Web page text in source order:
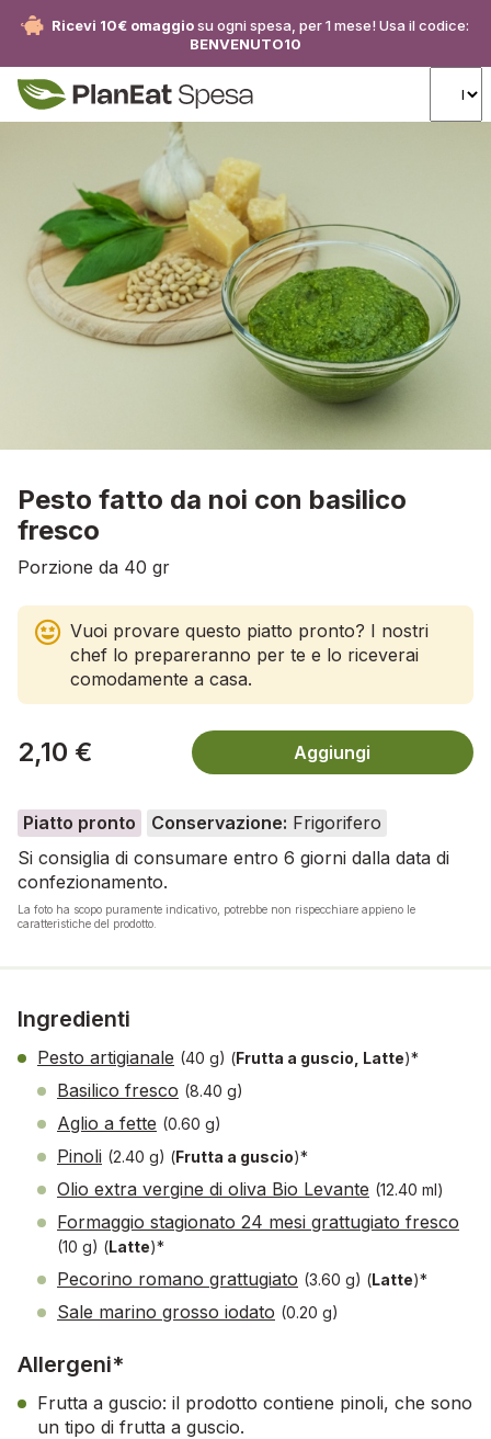
Ricevi 10€ omaggiosu ogni spesa, per 1 mese! Usa il codice:
BENVENUTO10
Pesto fatto da noi con basilico
fresco
Porzione da 40 gr
Vuoi provare questo piatto pronto? I nostri
chef lo prepareranno per te e lo riceverai
comodamente a casa.
2,10 € Aggiungi
Piatto pronto Conservazione: Frigorifero
Si consiglia di consumare entro 6 giorni dalla data di
confezionamento.
La foto ha scopo puramente indicativo, potrebbe non rispecchiare appieno le
caratteristiche del prodotto.
Ingredienti
Pesto artigianale (40 g) (Frutta a guscio, Latte)*
Basilico fresco (8.40 g)
Aglio a fette (0.60 g)
Pinoli (2.40 g) (Frutta a guscio)*
Olio extra vergine di oliva Bio Levante (12.40 ml)
Formaggio stagionato 24 mesi grattugiato fresco
(10 g) (Latte)*
Pecorino romano grattugiato (3.60 g) (Latte)*
Sale marino grosso iodato (0.20 g)
Allergeni*
Frutta a guscio: il prodotto contiene pinoli, che sono
un tipo di frutta a guscio.